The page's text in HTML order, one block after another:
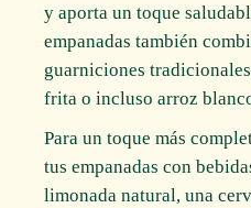
y aporta un toque
empanadas también
guarniciones
frita o incluso arroz
Para un toque más
tus empanadas con
limonada natural, una